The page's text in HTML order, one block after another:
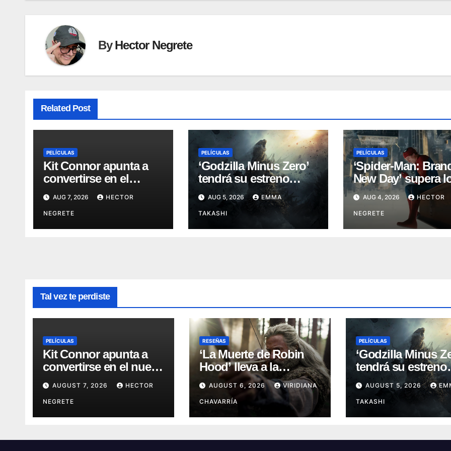
ByHector Negrete
Related Post
PELÍCULAS
Kit Connor apunta a
convertirse en el
nuevo Cyclops del
Universo Marvel
AUG 7, 2026 HECTOR
NEGRETE
PELÍCULAS
‘Godzilla Minus Zero’
tendrá su estreno
mundial en el Festival
de Cine de Nueva York
AUG 5, 2026 EMMA
TAKASHI
PELÍCULAS
‘Spider-Man:
New Day’ supera
1,000MDD y hace
historia en taquilla
AUG 4, 2026 HECTOR
NEGRETE
Tal vez te perdiste
PELÍCULAS
Kit Connor apunta a
convertirse en el nuevo
Cyclops del Universo
Marvel
AUGUST 7, 2026 HECTOR
NEGRETE
RESEÑAS
‘La Muerte de Robin
Hood’ lleva a la
leyenda a su capítulo
más oscuro (Reseña)
AUGUST 6, 2026 VIRIDIANA
CHAVARRÍA
PELÍCULAS
‘Godzilla Minus
tendrá su estreno
mundial en el
de Cine de Nueva
AUGUST 5, 2026
TAKASHI